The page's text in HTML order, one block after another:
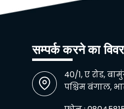
सम्पर्क करने का
40/1, ए रोड,
पश्चिम बंगाल,